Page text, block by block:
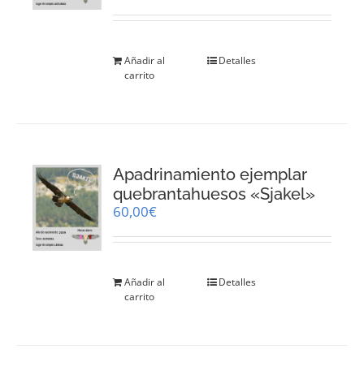
Añadir al
carrito
Detalles
Apadrinamiento ejemplar
quebrantahuesos «Sjakel»
60,00€
Añadir al
carrito
Detalles